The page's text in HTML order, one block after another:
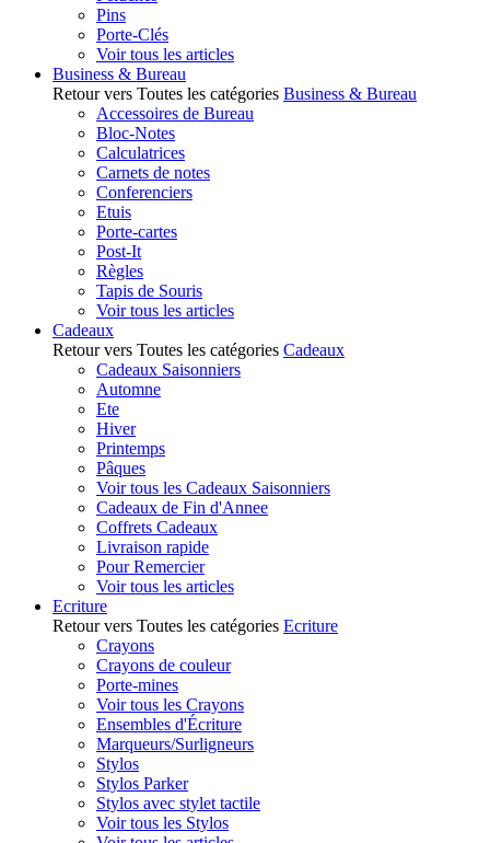
Pins
Porte-Clés
Voir tous les articles
Business & Bureau
Retour vers Toutes les catégories Business & Bureau
Accessoires de Bureau
Bloc-Notes
Calculatrices
Carnets de notes
Conferenciers
Etuis
Porte-cartes
Post-It
Règles
Tapis de Souris
Voir tous les articles
Cadeaux
Retour vers Toutes les catégories Cadeaux
Cadeaux Saisonniers
Automne
Ete
Hiver
Printemps
Pâques
Voir tous les Cadeaux Saisonniers
Cadeaux de Fin d'Annee
Coffrets Cadeaux
Livraison rapide
Pour Remercier
Voir tous les articles
Ecriture
Retour vers Toutes les catégories Ecriture
Crayons
Crayons de couleur
Porte-mines
Voir tous les Crayons
Ensembles d'Écriture
Marqueurs/Surligneurs
Stylos
Stylos Parker
Stylos avec stylet tactile
Voir tous les Stylos